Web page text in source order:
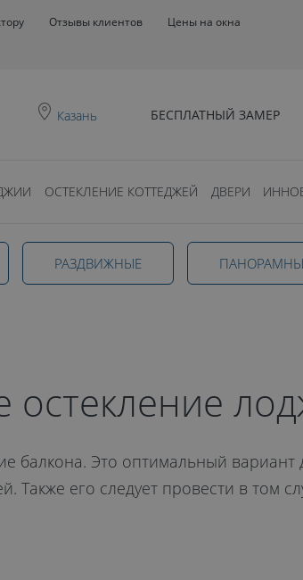
Отзывы клиентов
Цены на окна
Казань БЕСПЛАТНЫЙ ЗАМЕР
ОСТЕКЛЕНИЕ КОТТЕДЖЕЙ ДВЕРИ
РАЗДВИЖНЫЕ
остекление
балкона. Это оптимальный вариант
Также его следует провести в том